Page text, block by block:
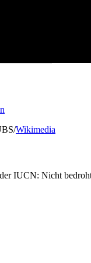
Wikimedia
IUCN: Nicht